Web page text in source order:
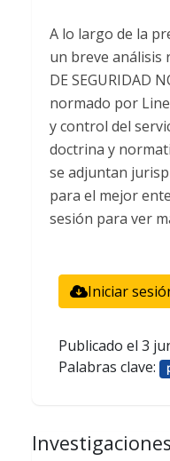
A lo largo de la
un breve análisis
DE SEGURIDAD
normado por
y control del
doctrina y
se adjuntan
para el mejor
sesión para ver
Iniciar
Publicado el 3
Palabras clave: